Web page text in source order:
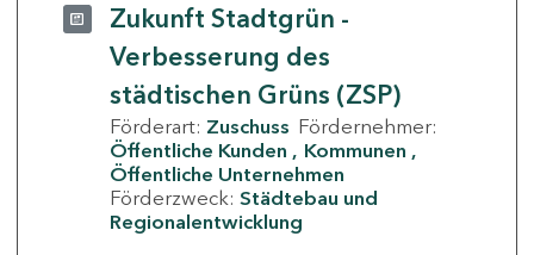
Zukunft Stadtgrün -
Verbesserung des
städtischen Grüns (ZSP)
Förderart: Zuschuss Fördernehmer:
Öffentliche Kunden
Kommunen
Öffentliche Unternehmen
Förderzweck: Städtebau und
Regionalentwicklung